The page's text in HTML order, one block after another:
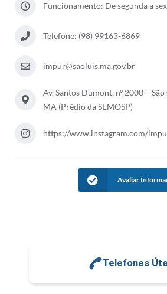
Funcionamento: De segunda a
Telefone: (98) 99163-6869
impur@saoluis.ma.gov.br
Av. Santos Dumont, nº 2000 –
MA (Prédio da SEMOSP)
https://www.instagram.com/
Avaliar
Telefones